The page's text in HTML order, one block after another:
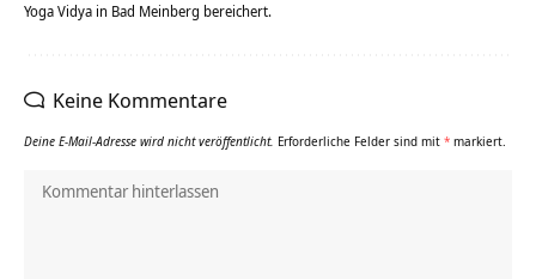
Yoga Vidya in Bad Meinberg bereichert.
Keine Kommentare
Deine E-Mail-Adresse wird nicht veröffentlicht. Erforderliche Felder sind mit * markiert.